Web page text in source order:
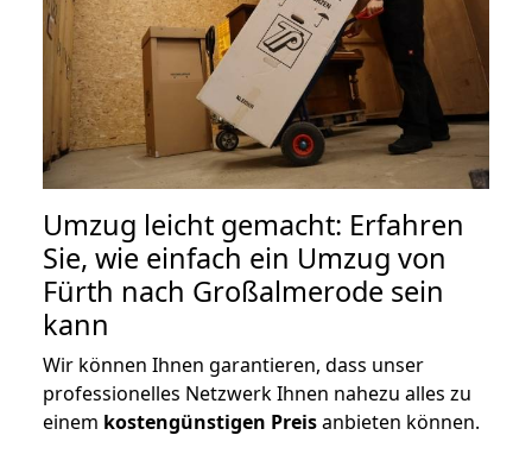
Umzug leicht gemacht: Erfahren
Sie, wie einfach ein Umzug von
Fürth nach Großalmerode sein
kann
Wir können Ihnen garantieren, dass unser
professionelles Netzwerk Ihnen nahezu alles zu
einem kostengünstigen Preisanbieten können.